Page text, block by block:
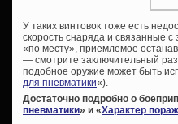
У таких винтовок тоже есть
скорость снаряда и связанные
«по месту», приемлемое
— смотрите заключительный
подобное оружие может быть
для пневматики«).
Достаточно подробно о
пневматики» и «Характер